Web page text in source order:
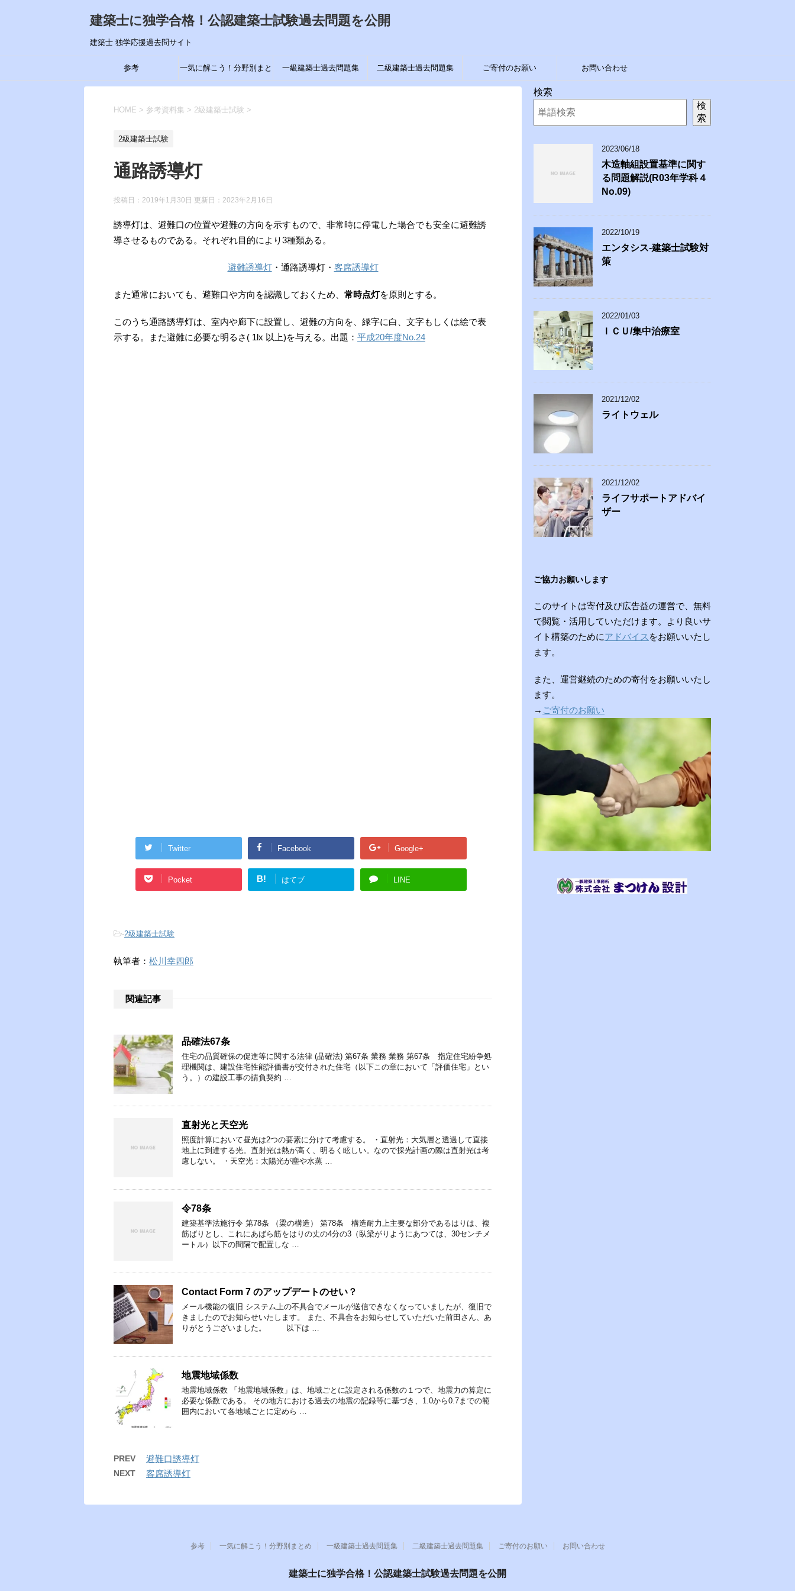
建築士に独学合格！公認建築士試験過去問題を公開
建築士 独学応援過去問サイト
参考 一気に解こう！分野別まと 一級建築士過去問題集 二級建築士過去問題集 ご寄付のお願い お問い合わせ
HOME > 参考資料集 > 2級建築士試験 >
2級建築士試験
通路誘導灯
投稿日：2019年1月30日 更新日： 2023年2月16日
誘導灯は、避難口の位置や避難の方向を示すもので、非常時に停電した場合でも安全に避難誘
導させるものである。それぞれ目的により3種類ある。
避難誘導灯・通路誘導灯・ 客席誘導灯
また通常においても、避難口や方向を認識しておくため、 常時点灯を原則とする。
このうち通路誘導灯は、室内や廊下に設置し、避難の方向を、緑字に白、文字もしくは絵で表
示する。また避難に必要な明るさ( 1lx 以上)を与える。出題： 平成20年度No.24
Twitter Facebook Google+
Pocket B! はてブ LINE
-2級建築士試験
執筆者： 松川幸四郎
関連記事
品確法67条
住宅の品質確保の促進等に関する法律 (品確法) 第67条 業務 業務 第67条 指定住宅紛争処
理機関は、建設住宅性能評価書が交付された住宅（以下この章において「評価住宅」とい
う。）の建設工事の請負契約 …
直射光と天空光
照度計算において昼光は2つの要素に分けて考慮する。 ・直射光：大気層と透過して直接
地上に到達する光。直射光は熱が高く、明るく眩しい。なので採光計画の際は直射光は考
慮しない。 ・天空光：太陽光が塵や水蒸 …
令78条
建築基準法施行令 第78条 （梁の構造） 第78条 構造耐力上主要な部分であるはりは、複
筋ばりとし、これにあばら筋をはりの丈の4分の3（臥梁がりようにあつては、30センチメ
ートル）以下の間隔で配置しな …
Contact Form 7 のアップデートのせい？
メール機能の復旧 システム上の不具合でメールが送信できなくなっていましたが、復旧で
きましたのでお知らせいたします。 また、不具合をお知らせしていただいた前田さん、あ
りがとうございました。 以下は …
地震地域係数
地震地域係数 「地震地域係数」は、地域ごとに設定される係数の１つで、地震力の算定に
必要な係数である。 その地方における過去の地震の記録等に基づき、1.0から0.7までの範
囲内において各地域ごとに定めら …
PREV 避難口誘導灯
NEXT 客席誘導灯
検索
検
索
2023/06/18
木造軸組設置基準に関す
る問題解説(R03年学科４
No.09)
2022/10/19
エンタシス-建築士試験対
策
2022/01/03
ＩＣＵ/集中治療室
2021/12/02
ライトウェル
2021/12/02
ライフサポートアドバイ
ザー
ご協力お願いします
このサイトは寄付及び広告益の運営で、無料
で閲覧・活用していただけます。より良いサ
イト構築のためにアドバイス をお願いいたし
ます。
また、運営継続のための寄付をお願いいたし
ます。
→ ご寄付のお願い
参考 一気に解こう！分野別まとめ 一級建築士過去問題集 二級建築士過去問題集 ご寄付のお願い お問い合わせ
建築士に独学合格！公認建築士試験過去問題を公開